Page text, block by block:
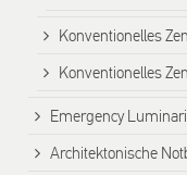
Konventionelles
Konventionelles
Emergency
Architektonische